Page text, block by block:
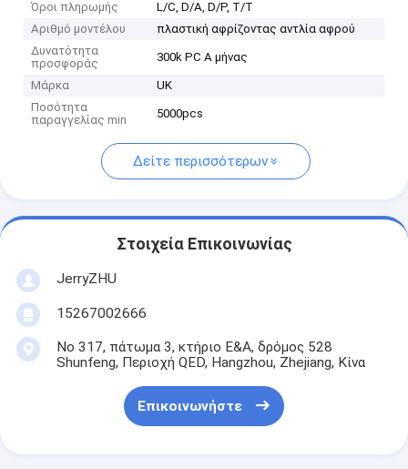
Όροι πληρωμής
L/C, D/A, D/P, T/T
Αριθμό μοντέλου
πλαστική αφρίζοντας αντλία αφρού
Δυνατότητα
προσφοράς
300k PC Α μήνας
Μάρκα
UK
Ποσότητα
παραγγελίας min
5000pcs
Δείτε περισσότερων
Στοιχεία Επικοινωνίας
JerryZHU
15267002666
Νο 317, πάτωμα 3, κτήριο Ε&Α, δρόμος 528
Shunfeng, Περιοχή QED, Hangzhou, Zhejiang, Κίνα
Επικοινωνήστε